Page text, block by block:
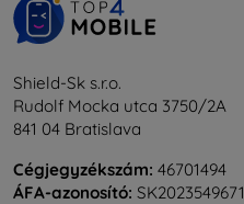
Shield-Sk s.r.o.
Rudolf Mocka utca 3750/2A
841 04 Bratislava
Cégjegyzékszám: 46701494
ÁFA-azonosító: SK2023549671